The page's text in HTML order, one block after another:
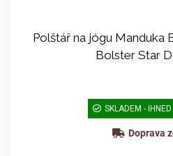
Polštář na jógu Manduka
Bolster Star
SKLADEM - IHNED
Doprava